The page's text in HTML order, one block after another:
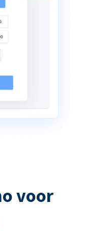
voor